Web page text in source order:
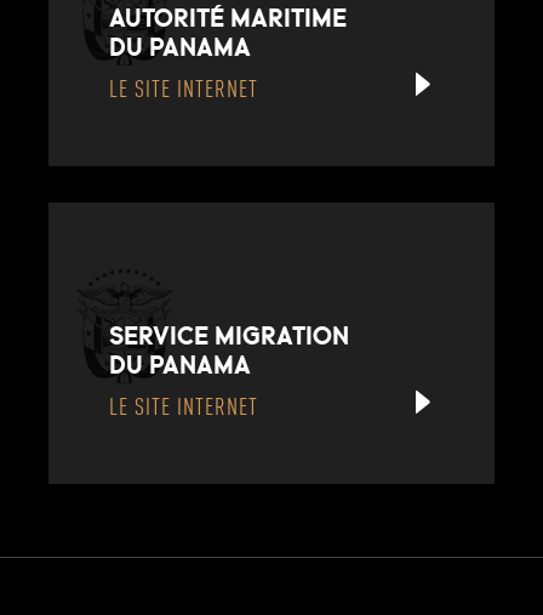
AUTORITÉ MARITIME
DU PANAMA
LE SITE INTERNET
SERVICE MIGRATION
DU PANAMA
LE SITE INTERNET